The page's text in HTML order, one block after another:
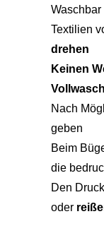
Waschbar
Textilien
drehen
Keinen
Nach
geben
Beim
die
Den Druck
oder